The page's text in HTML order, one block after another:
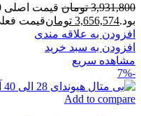
3,931,800 تومان
بود.3,656,574 تومانقیمت فعلی 3,656,574
افزودن به علاقه مندی
افزودن به سبد خرید
مشاهده سریع
-7%
Add to compare